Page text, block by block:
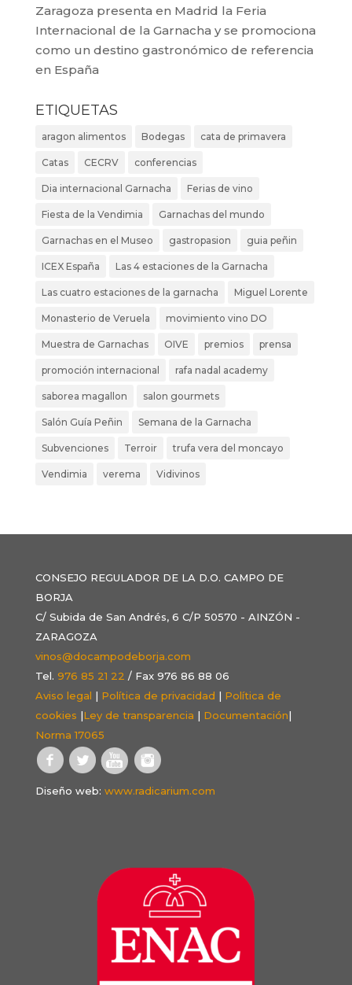
Zaragoza presenta en Madrid la Feria
Internacional de la Garnacha y se promociona
como un destino gastronómico de referencia
en España
ETIQUETAS
aragon alimentos Bodegas cata de primavera
Catas CECRV conferencias
Dia internacional Garnacha Ferias de vino
Fiesta de la Vendimia Garnachas del mundo
Garnachas en el Museo gastropasion guia peñin
ICEX España Las 4 estaciones de la Garnacha
Las cuatro estaciones de la garnacha Miguel Lorente
Monasterio de Veruela movimiento vino DO
Muestra de Garnachas OIVE premios prensa
promoción internacional rafa nadal academy
saborea magallon salon gourmets
Salón Guía Peñin Semana de la Garnacha
Subvenciones Terroir trufa vera del moncayo
Vendimia verema Vidivinos
CONSEJO REGULADOR DE LA D.O. CAMPO DE
BORJA
C/ Subida de San Andrés, 6 C/P 50570 - AINZÓN -
ZARAGOZA
vinos@docampodeborja.com
Tel. 976 85 21 22 / Fax 976 86 88 06
Aviso legal | Política de privacidad | Política de
cookies |Ley de transparencia | Documentación|
Norma 17065
Diseño web: www.radicarium.com